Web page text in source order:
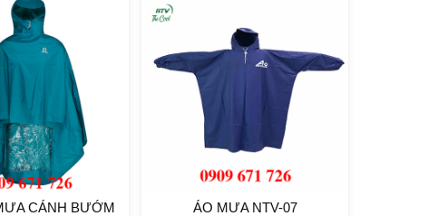
CÁNH BƯỚM ÁO MƯA NTV-07